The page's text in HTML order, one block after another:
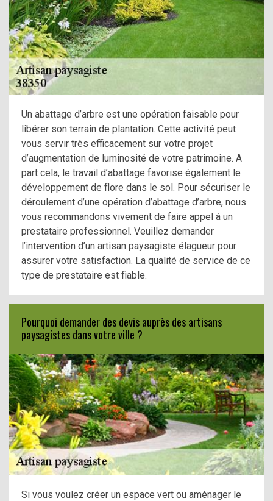
Un abattage d’arbre est une opération faisable pour
libérer son terrain de plantation. Cette activité peut
vous servir très efficacement sur votre projet
d’augmentation de luminosité de votre patrimoine. A
part cela, le travail d’abattage favorise également le
développement de flore dans le sol. Pour sécuriser le
déroulement d’une opération d’abattage d’arbre, nous
vous recommandons vivement de faire appel à un
prestataire professionnel. Veuillez demander
l’intervention d’un artisan paysagiste élagueur pour
assurer votre satisfaction. La qualité de service de ce
type de prestataire est fiable.
Pourquoi demander des devis auprès des artisans
paysagistes dans votre ville ?
Si vous voulez créer un espace vert ou aménager le